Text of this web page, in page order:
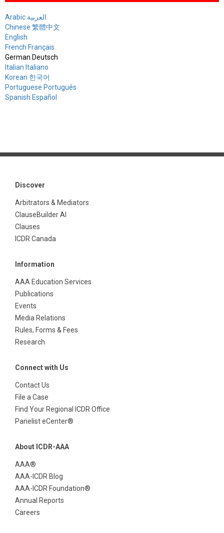
Arabic العربية
Chinese 繁體中文
English
French Français
German Deutsch
Italian Italiano
Korean 한국어
Portuguese Português
Spanish Español
Discover
Arbitrators & Mediators
ClauseBuilder AI
Clauses
ICDR Canada
Information
AAA Education Services
Publications
Events
Media Relations
Rules, Forms & Fees
Research
Connect with Us
Contact Us
File a Case
Find Your Regional ICDR Office
Panelist eCenter®
About ICDR-AAA
AAA®
AAA-ICDR Blog
AAA-ICDR Foundation®
Annual Reports
Careers